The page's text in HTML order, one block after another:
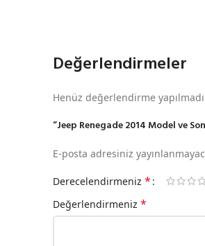
Değerlendirmeler
Henüz değerlendirme
“Jeep Renegade 2014 Model ve
E-posta adresiniz
Derecelendirmeniz *
Değerlendirmeniz *